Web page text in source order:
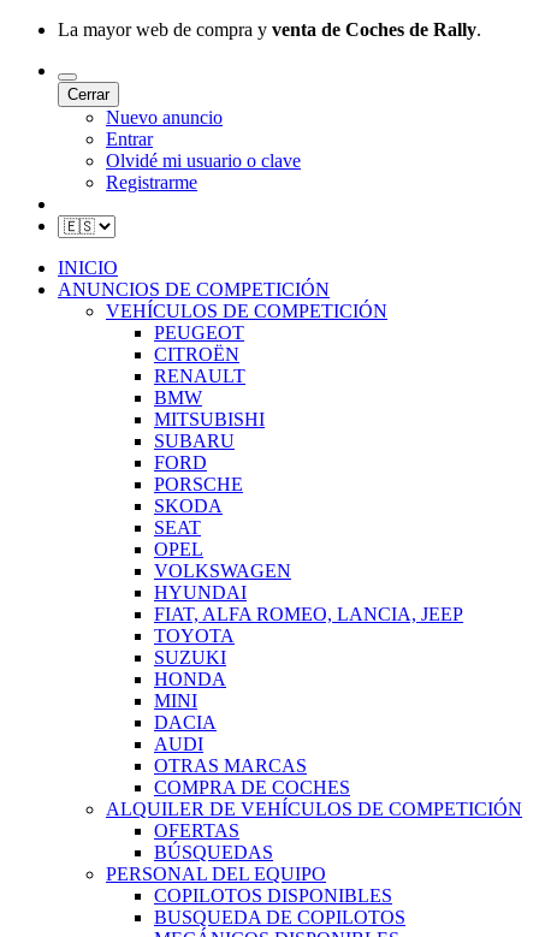
La mayor web de compra y venta de Coches de Rally.
Cerrar
Nuevo anuncio
Entrar
Olvidé mi usuario o clave
Registrarme
INICIO
ANUNCIOS DE COMPETICIÓN
VEHÍCULOS DE COMPETICIÓN
PEUGEOT
CITROËN
RENAULT
BMW
MITSUBISHI
SUBARU
FORD
PORSCHE
SKODA
SEAT
OPEL
VOLKSWAGEN
HYUNDAI
FIAT, ALFA ROMEO, LANCIA, JEEP
TOYOTA
SUZUKI
HONDA
MINI
DACIA
AUDI
OTRAS MARCAS
COMPRA DE COCHES
ALQUILER DE VEHÍCULOS DE COMPETICIÓN
OFERTAS
BÚSQUEDAS
PERSONAL DEL EQUIPO
COPILOTOS DISPONIBLES
BUSQUEDA DE COPILOTOS